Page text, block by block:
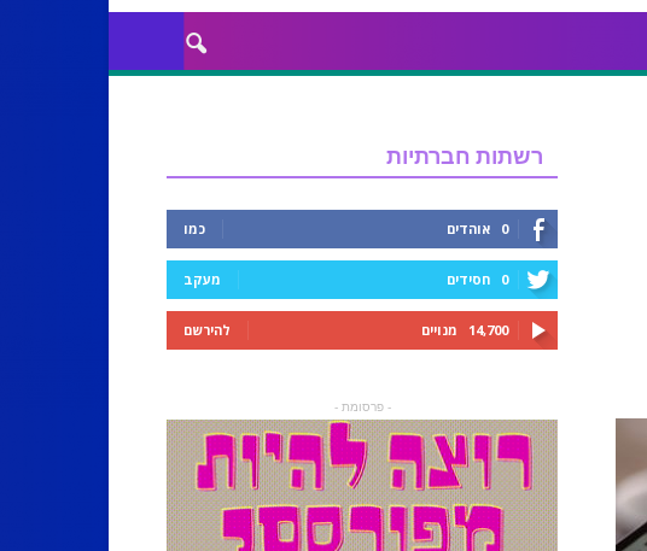
רשתות חברתיות
0 אוהדים כמו
0 חסידים מעקב
14,700 מנויים להירשם
- פרסומת -